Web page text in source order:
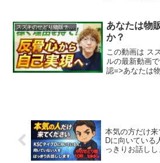
スズキのせどり物販チャンネル
あなたは物
か？
この動画は ス
ルの最新動画
認=>あなたは
本気の方だけ
Dに向いている
っきりお話しし